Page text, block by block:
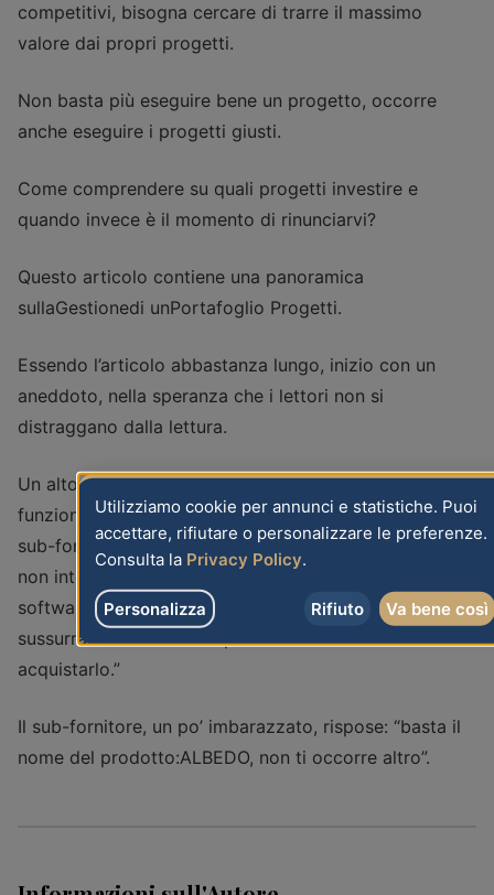
competitivi, bisogna cercare di trarre il massimo
valore dai propri progetti.
Non basta più eseguire bene un progetto, occorre
anche eseguire i progetti giusti.
Come comprendere su quali progetti investire e
quando invece è il momento di rinunciarvi?
Questo articolo contiene una panoramica
sullaGestionedi unPortafoglio Progetti.
Essendo l’articolo abbastanza lungo, inizio con un
aneddoto, nella speranza che i lettori non si
distraggano dalla lettura.
Un alto marketing manager, sentendo declamare le
funzionalità di un Nuovo Sistema Informativo da un
sub-fornitore, lo interruppe e chiese: “perdonami, a me
non interessa sapere come è fatto il tuo prodotto
software,mi bastano una o due parolineche io possa
sussurrare ai miei clienti per convincerli ad
acquistarlo.”
Il sub-fornitore, un po’ imbarazzato, rispose: “basta il
nome del prodotto:ALBEDO, non ti occorre altro”.
Utilizziamo cookie per annunci e statistiche. Puoi
accettare, rifiutare o personalizzare le preferenze.
Consulta la Privacy Policy.
Personalizza Rifiuto Va bene così